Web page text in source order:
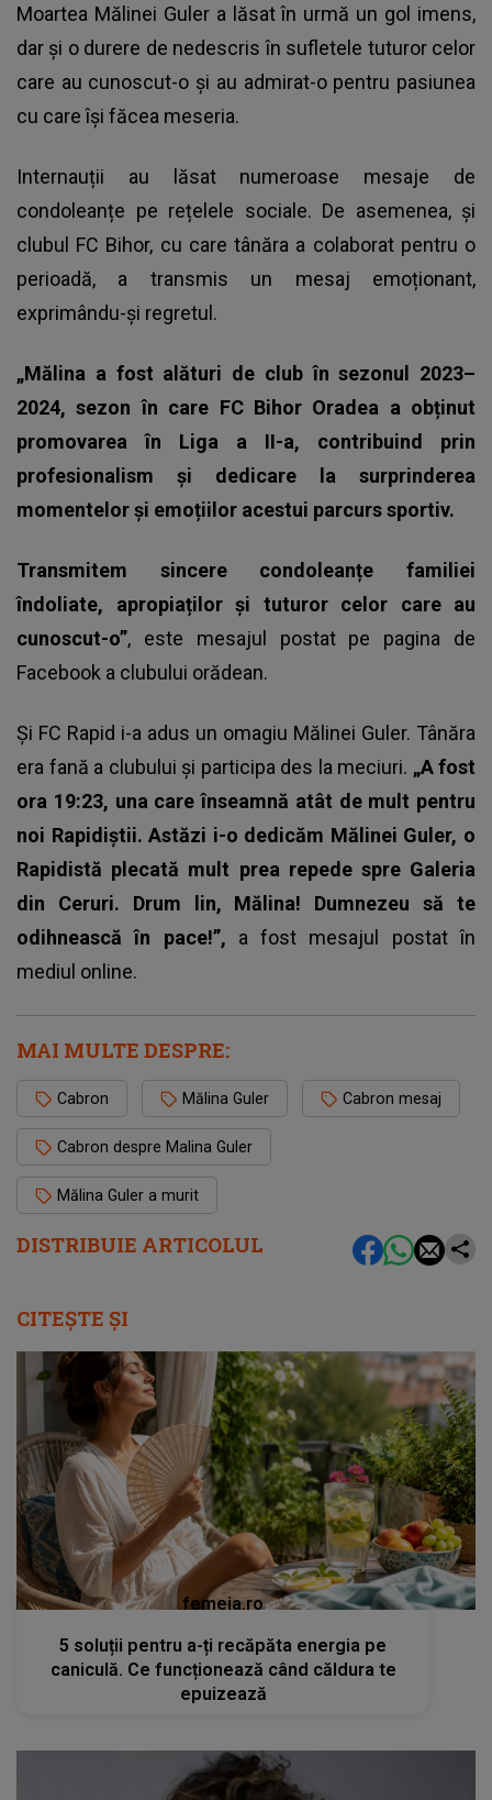
DISTRIBUIE ARTICOLUL
Moartea Mălinei Guler a lăsat în urmă un gol imens,
dar și o durere de nedescris în sufletele tuturor celor
care au cunoscut-o și au admirat-o pentru pasiunea
cu care își făcea meseria.
Internauții au lăsat numeroase mesaje de
condoleanțe pe rețelele sociale. De asemenea, și
clubul FC Bihor, cu care tânăra a colaborat pentru o
perioadă, a transmis un mesaj emoționant,
exprimându-și regretul.
„Mălina a fost alături de club în sezonul 2023–
2024, sezon în care FC Bihor Oradea a obținut
promovarea în Liga a II-a, contribuind prin
profesionalism și dedicare la surprinderea
momentelor și emoțiilor acestui parcurs sportiv.
Transmitem sincere condoleanțe familiei
îndoliate, apropiaților și tuturor celor care au
cunoscut-o”, este mesajul postat pe pagina de
Facebook a clubului orădean.
Și FC Rapid i-a adus un omagiu Mălinei Guler. Tânăra
era fană a clubului și participa des la meciuri. „A fost
ora 19:23, una care înseamnă atât de mult pentru
noi Rapidiștii. Astăzi i-o dedicăm Mălinei Guler, o
Rapidistă plecată mult prea repede spre Galeria
din Ceruri. Drum lin, Mălina! Dumnezeu să te
odihnească în pace!”, a fost mesajul postat în
mediul online.
MAI MULTE DESPRE:
Cabron Mălina Guler Cabron mesaj
Cabron despre Malina Guler
Mălina Guler a murit
CITEȘTE ȘI
femeia.ro
5 soluții pentru a-ți recăpăta energia pe
caniculă. Ce funcționează când căldura te
epuizează